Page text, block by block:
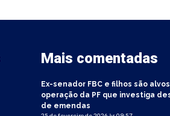
Mais comentadas
Ex-senador FBC e filhos são
operação da PF que investiga
de emendas